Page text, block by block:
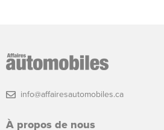
info@affairesautomobiles.ca
À propos de nous